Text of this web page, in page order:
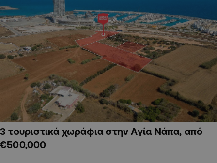
3 τουριστικά χωράφια στην Αγία Νάπα, από
€500,000